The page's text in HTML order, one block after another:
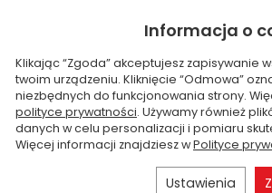
Informacja o
Klikając “Zgoda” akceptujesz zapisywanie
twoim urządzeniu. Kliknięcie “Odmowa”
niezbędnych do funkcjonowania strony.
polityce prywatności. Używamy również
danych w celu personalizacji i pomiaru
Więcej informacji znajdziesz wPolityce
Ustawienia